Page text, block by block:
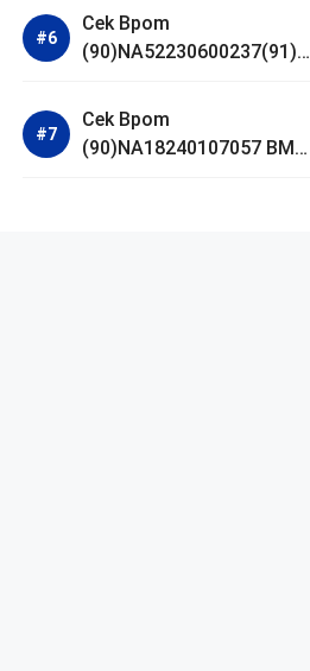
Madagascar Centella
Ampoule Foam
Cek Bpom
(90)NA52230600237(91)09
De Parfum
Cek Bpom
(90)NA18240107057 BMG